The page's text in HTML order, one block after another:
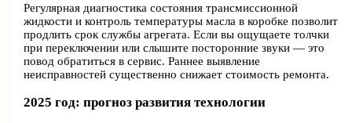
Регулярная диагностика состояния трансмиссионной
жидкости и контроль температуры масла в коробке позволит
продлить срок службы агрегата. Если вы ощущаете толчки
при переключении или слышите посторонние звуки — это
повод обратиться в сервис. Раннее выявление
неисправностей существенно снижает стоимость ремонта.
2025 год: прогноз развития технологии